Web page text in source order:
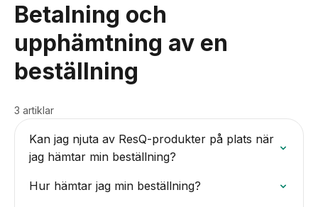
Betalning och
upphämtning av en
beställning
3 artiklar
Kan jag njuta av ResQ-produkter på plats när
jag hämtar min beställning?
Hur hämtar jag min beställning?